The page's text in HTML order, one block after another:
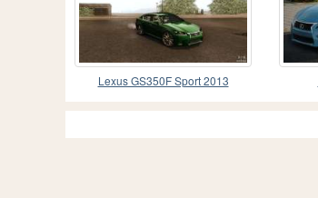
Lexus GS350F Sport 2013